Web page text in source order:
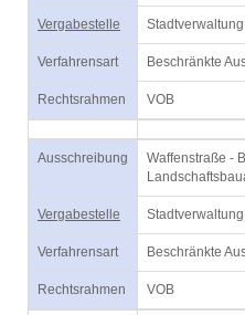
Vergabestelle
Verfahrensart Beschränkte
Rechtsrahmen VOB
Ausschreibung
Waffenstraße -
Vergabestelle
Verfahrensart Beschränkte
Rechtsrahmen VOB